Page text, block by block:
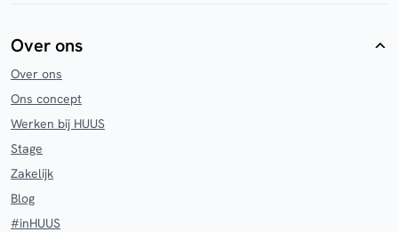
Over ons
Over ons
Ons concept
Werken bij HUUS
Stage
Zakelijk
Blog
#inHUUS